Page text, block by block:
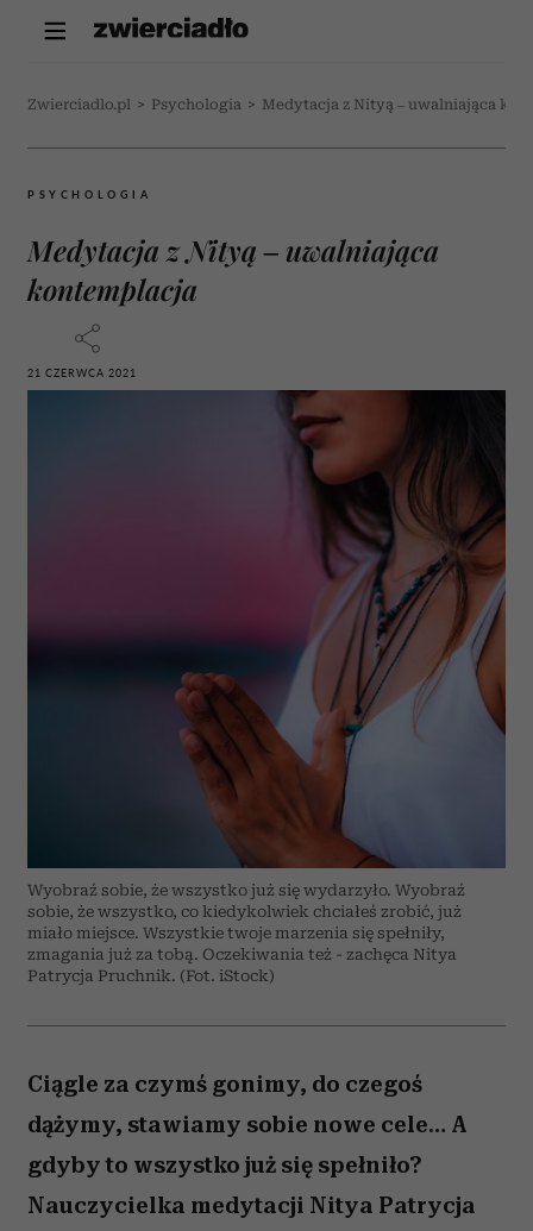
Zwierciadlo.pl > Psychologia > Medytacja z Nityą – uwalniająca
PSYCHOLOGIA
Medytacja z Nityą – uwalniająca
kontemplacja
21 CZERWCA 2021
Wyobraź sobie, że wszystko już się wydarzyło. Wyobraź
sobie, że wszystko, co kiedykolwiek chciałeś zrobić, już
miało miejsce. Wszystkie twoje marzenia się spełniły,
zmagania już za tobą. Oczekiwania też - zachęca Nitya
Patrycja Pruchnik. (Fot. iStock)
Ciągle za czymś gonimy, do czegoś
dążymy, stawiamy sobie nowe cele… A
gdyby to wszystko już się spełniło?
Nauczycielka medytacji Nitya Patrycja